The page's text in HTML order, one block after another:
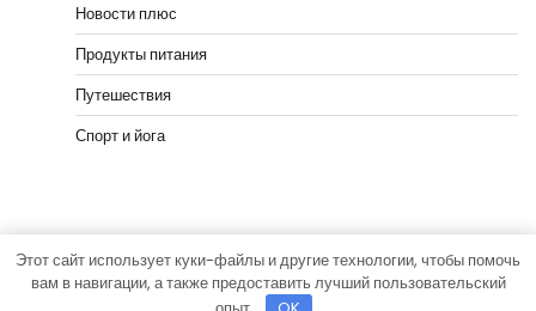
Новости плюс
Продукты питания
Путешествия
Спорт и йога
Copyright © 2026vip-hata.ruТема News Bank от
Этот сайт использует куки-файлы и другие технологии, чтобы помочь
вам в навигации, а также предоставить лучший пользовательский